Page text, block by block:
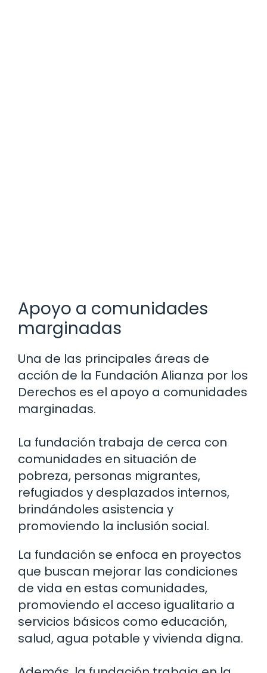
Apoyo a comunidades
marginadas
Una de las principales áreas de
acción de la Fundación Alianza por los
Derechos es el apoyo a comunidades
marginadas.
La fundación trabaja de cerca con
comunidades en situación de
pobreza, personas migrantes,
refugiados y desplazados internos,
brindándoles asistencia y
promoviendo la inclusión social.
La fundación se enfoca en proyectos
que buscan mejorar las condiciones
de vida en estas comunidades,
promoviendo el acceso igualitario a
servicios básicos como educación,
salud, agua potable y vivienda digna.